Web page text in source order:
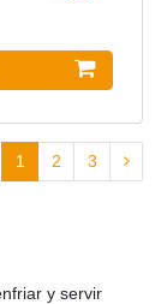
1 2 3
y servir